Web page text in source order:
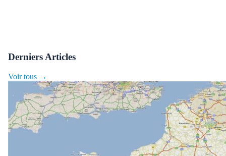
Derniers Articles
Voir tous →